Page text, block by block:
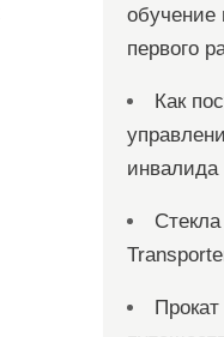
обучение
первого
Как
инвалида